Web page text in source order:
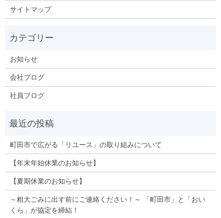
サイトマップ
お知らせ
会社ブログ
社員ブログ
町田市で広がる「リユース」の取り組みについて
【年末年始休業のお知らせ】
【夏期休業のお知らせ】
～粗大ごみに出す前にご連絡ください！～ 「町田市」と「おい
くら」が協定を締結！